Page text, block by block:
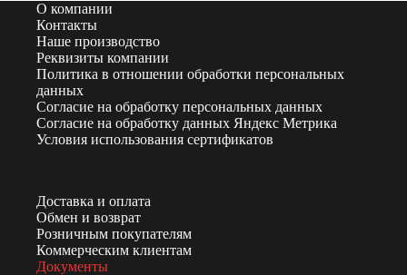
О компании
Контакты
Наше производство
Реквизиты компании
Политика в отношении обработки персональных
данных
Согласие на обработку персональных данных
Согласие на обработку данных Яндекс Метрика
Условия использования сертификатов
Доставка и оплата
Обмен и возврат
Розничным покупателям
Коммерческим клиентам
Документы